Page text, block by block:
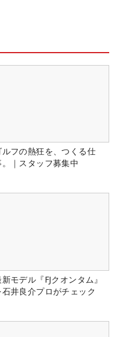
ルフの熱狂を、つくる仕
。｜スタッフ募集中
モデル『FJクオンタム』
石井良介プロがチェック